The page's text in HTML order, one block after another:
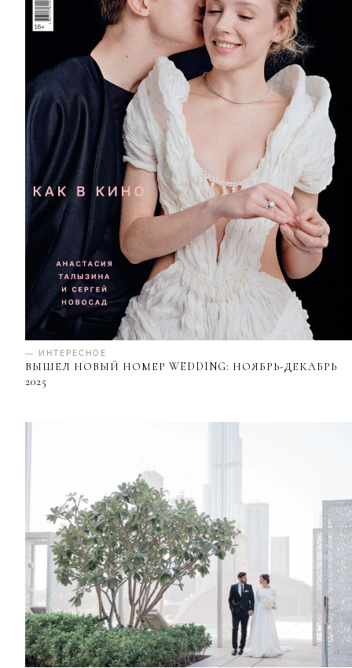
— ИНТЕРЕСНОЕ
ВЫШЕЛ НОВЫЙ НОМЕР WEDDING: НОЯБРЬ-ДЕКАБРЬ
2025